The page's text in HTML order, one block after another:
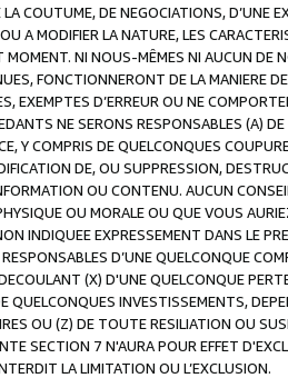
COUTUME, DE NEGOCIATIONS, D’UNE
A MODIFIER LA NATURE, LES
MOMENT. NI NOUS-MÊMES NI AUCUN DE
FONCTIONNERONT DE LA MANIERE
EXEMPTES D’ERREUR OU NE
NE SERONS RESPONSABLES (A)
Y COMPRIS DE QUELCONQUES
DE, OU SUPPRESSION,
OU CONTENU. AUCUN
OU MORALE OU QUE VOUS
INDIQUEE EXPRESSEMENT DANS LE
D’UNE QUELCONQUE
(X) D'UNE QUELCONQUE
QUELCONQUES INVESTISSEMENTS,
OU (Z) DE TOUTE RESILIATION OU
SECTION 7 N'AURA POUR EFFET
LA LIMITATION OU L’EXCLUSION.